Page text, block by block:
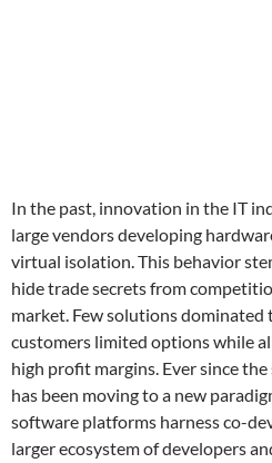
In the past, innovation in the IT
large vendors developing
virtual isolation. This behavior
hide trade secrets from
market. Few solutions dominated
customers limited options while
high profit margins. Ever since
has been moving to a new
software platforms harness co-
larger ecosystem of developers